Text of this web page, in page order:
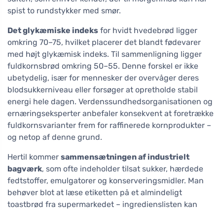
spist to rundstykker med smør.
Det glykæmiske indeks for hvidt hvedebrød ligger
omkring 70–75, hvilket placerer det blandt fødevarer
med højt glykæmisk indeks. Til sammenligning ligger
fuldkornsbrød omkring 50–55. Denne forskel er ikke
ubetydelig, især for mennesker der overvåger deres
blodsukkerniveau eller forsøger at opretholde stabil
energi hele dagen. Verdenssundhedsorganisationen og
ernæringseksperter anbefaler konsekvent at foretrække
fuldkornsvarianter frem for raffinerede kornprodukter –
og netop af denne grund.
Hertil kommer sammensætningen af industrielt
bagværk, som ofte indeholder tilsat sukker, hærdede
fedtstoffer, emulgatorer og konserveringsmidler. Man
behøver blot at læse etiketten på et almindeligt
toastbrød fra supermarkedet – ingredienslisten kan